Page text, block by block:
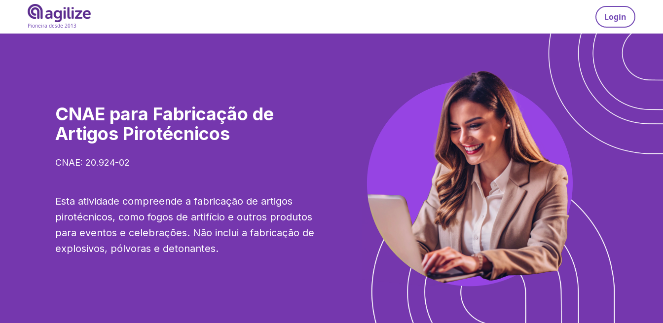
Pioneira desde 2013
Login
CNAE para Fabricação de
Artigos Pirotécnicos
CNAE: 20.924-02
Esta atividade compreende a fabricação de artigos
pirotécnicos, como fogos de artifício e outros produtos
para eventos e celebrações. Não inclui a fabricação de
explosivos, pólvoras e detonantes.